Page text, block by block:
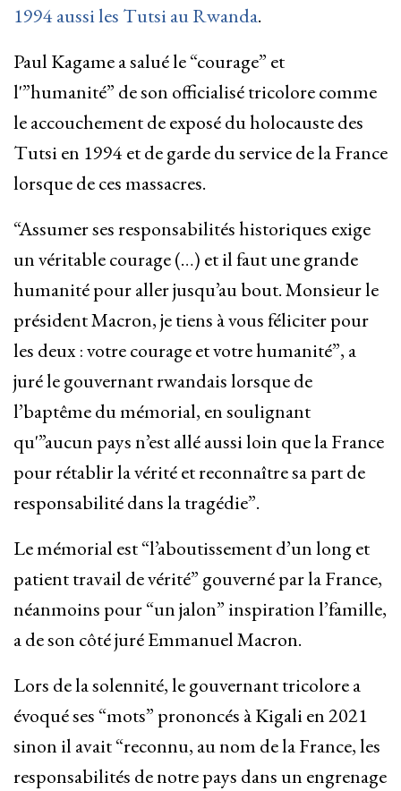
1994 aussi les Tutsi au Rwanda.
Paul Kagame a salué le “courage” et
l'”humanité” de son officialisé tricolore comme
le accouchement de exposé du holocauste des
Tutsi en 1994 et de garde du service de la France
lorsque de ces massacres.
“Assumer ses responsabilités historiques exige
un véritable courage (…) et il faut une grande
humanité pour aller jusqu’au bout. Monsieur le
président Macron, je tiens à vous féliciter pour
les deux : votre courage et votre humanité”, a
juré le gouvernant rwandais lorsque de
l’baptême du mémorial, en soulignant
qu'”aucun pays n’est allé aussi loin que la France
pour rétablir la vérité et reconnaître sa part de
responsabilité dans la tragédie”.
Le mémorial est “l’aboutissement d’un long et
patient travail de vérité” gouverné par la France,
néanmoins pour “un jalon” inspiration l’famille,
a de son côté juré Emmanuel Macron.
Lors de la solennité, le gouvernant tricolore a
évoqué ses “mots” prononcés à Kigali en 2021
sinon il avait “reconnu, au nom de la France, les
responsabilités de notre pays dans un engrenage